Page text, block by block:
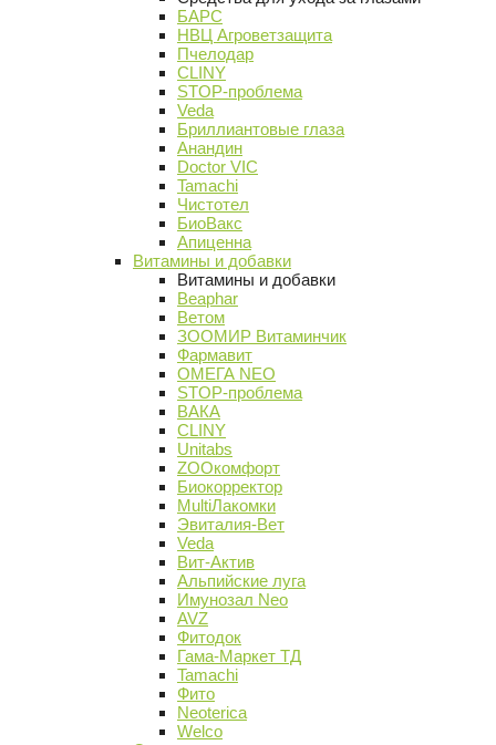
БАРС
НВЦ Агроветзащита
Пчелодар
CLINY
STOP-проблема
Veda
Бриллиантовые глаза
Анандин
Doctor VIC
Tamachi
Чистотел
БиоВакс
Апиценна
Витамины и добавки
Витамины и добавки
Beaphar
Ветом
ЗООМИР Витаминчик
Фармавит
ОМЕГА NEO
STOP-проблема
ВАКА
CLINY
Unitabs
ZOOкомфорт
Биокорректор
MultiЛакомки
Эвиталия-Вет
Veda
Вит-Актив
Альпийские луга
Имунозал Neo
AVZ
Фитодок
Гама-Маркет ТД
Tamachi
Фито
Neoterica
Welco